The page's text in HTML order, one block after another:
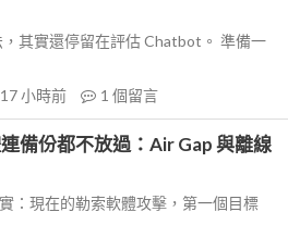
其實還停留在評估 Chatbot。 準備一
17 小時前 1 個留言
備份都不放過：Air Gap 與離線
：現在的勒索軟體攻擊，第一個目標